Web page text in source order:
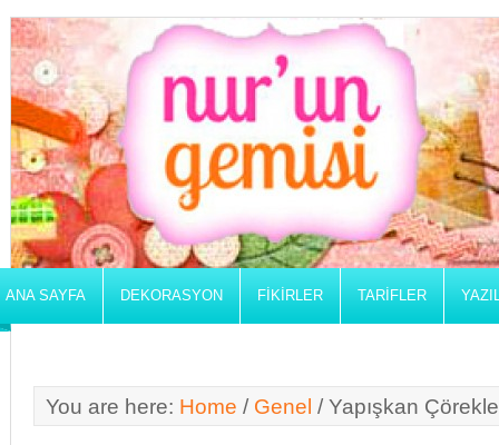
ANA SAYFA DEKORASYON FIKIRLER TARIFLER
You are here: Home / Genel / Yapışkan